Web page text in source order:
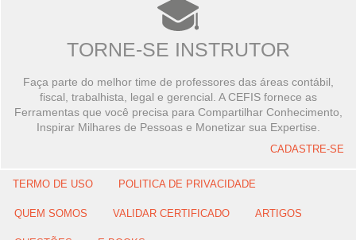
TORNE-SE INSTRUTOR
Faça parte do melhor time de professores das áreas contábil,
fiscal, trabalhista, legal e gerencial. A CEFIS fornece as
Ferramentas que você precisa para Compartilhar Conhecimento,
Inspirar Milhares de Pessoas e Monetizar sua Expertise.
CADASTRE-SE
TERMO DE USO POLITICA DE PRIVACIDADE
QUEM SOMOS VALIDAR CERTIFICADO ARTIGOS